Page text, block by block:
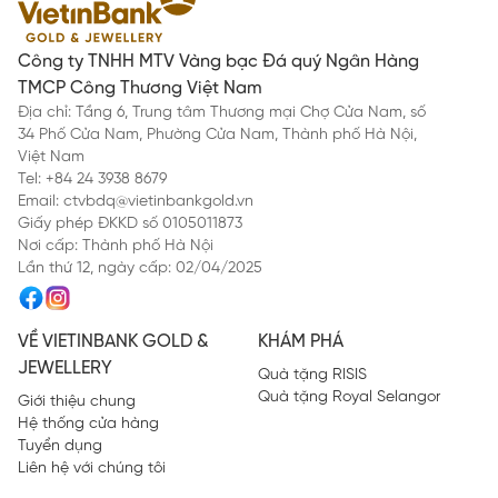
TRI ÂN NỘI BỘ - GẮN KẾT TỪ TRONG RA NGOÀI
những đỉnh cao mới.
Hộp quà “Nghê Rằm Trống Mơ” vì thế cũng là lời cảm ơn chân
thành, nhắc nhở rằng: “Dù bạn ở bất kỳ vị trí nào, bạn cũng là
một mảnh ghép quan trọng tạo nên sức mạnh, uy tín và thành
công bền vững của tập thể.”
Trong đêm trăng rằm sáng, hãy cùng nâ
Công ty TNHH MTV Vàng bạc Đá quý Ngân Hàng
TMCP Công Thương Việt Nam
Địa chỉ: Tầng 6, Trung tâm Thương mại Chợ Cửa Nam, số
34 Phố Cửa Nam, Phường Cửa Nam, Thành phố Hà Nội,
Việt Nam
Tel: +84 24 3938 8679
Email: ctvbdq@vietinbankgold.vn
Giấy phép ĐKKD số 0105011873
Nơi cấp: Thành phố Hà Nội
Lần thứ 12, ngày cấp: 02/04/2025
VỀ VIETINBANK GOLD &
JEWELLERY
Giới thiệu chung
Hệ thống cửa hàng
Tuyển dụng
Liên hệ với chúng tôi
KHÁM PHÁ
Quà tặng RISIS
Quà tặng Royal Selangor